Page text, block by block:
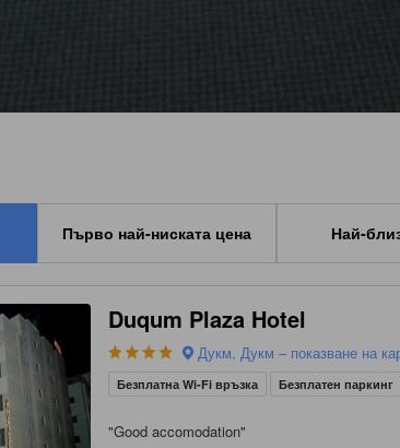
Първо най-ниската цена Най-
Duqum Plaza Hotel
Дукм, Дукм – показване на
Безплатна Wi-Fi връзка Безплатен паркинг
"Good accomodation"